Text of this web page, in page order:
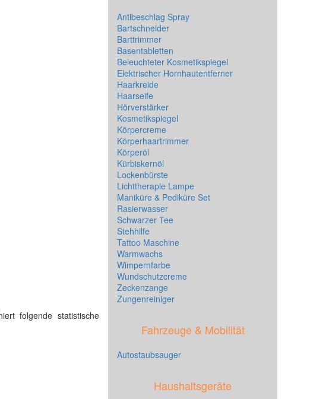
folgende statistische
Antibeschlag Spray
Bartschneider
Barttrimmer
Basentabletten
Beleuchteter Kosmetikspiegel
Elektrischer Hornhautentferner
Haarkreide
Haarseife
Hörverstärker
Kosmetikspiegel
Körpercreme
Körperhaartrimmer
Körperöl
Kürbiskernöl
Lockenbürste
Lichttherapie Lampe
Maniküre & Pediküre Set
Rasierwasser
Schwarzer Tee
Stehhilfe
Tattoo Maschine
Warmwachs
Wimpernfarbe
Wundschutzcreme
Zeckenzange
Zungenreiniger
Fahrzeuge & Mobilität
Autostaubsauger
Haushaltsgeräte